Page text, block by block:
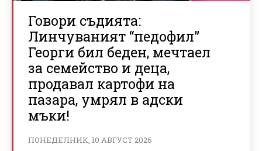
Говори съдията:
Линчуваният “педофил”
Георги бил беден, мечтаел
за семейство и деца,
продавал картофи на
пазара, умрял в адски
мъки!
ПОНЕДЕЛНИК, 10 АВГУСТ 2026